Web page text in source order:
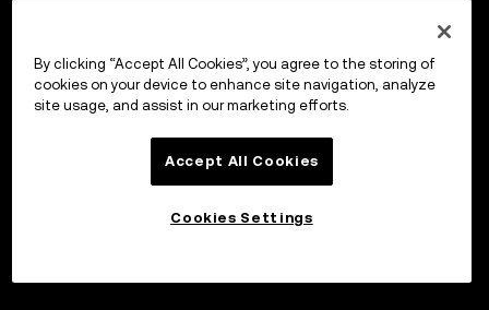
By clicking “Accept All Cookies”, you agree to the storing of
cookies on your device to enhance site navigation, analyze
site usage, and assist in our marketing efforts.
Accept All Cookies
Cookies Settings